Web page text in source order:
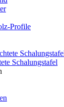
Profile
Schalungstafel